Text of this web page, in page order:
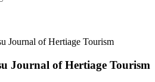
Journal of Hertiage Tourism
Journal of Hertiage Tourism